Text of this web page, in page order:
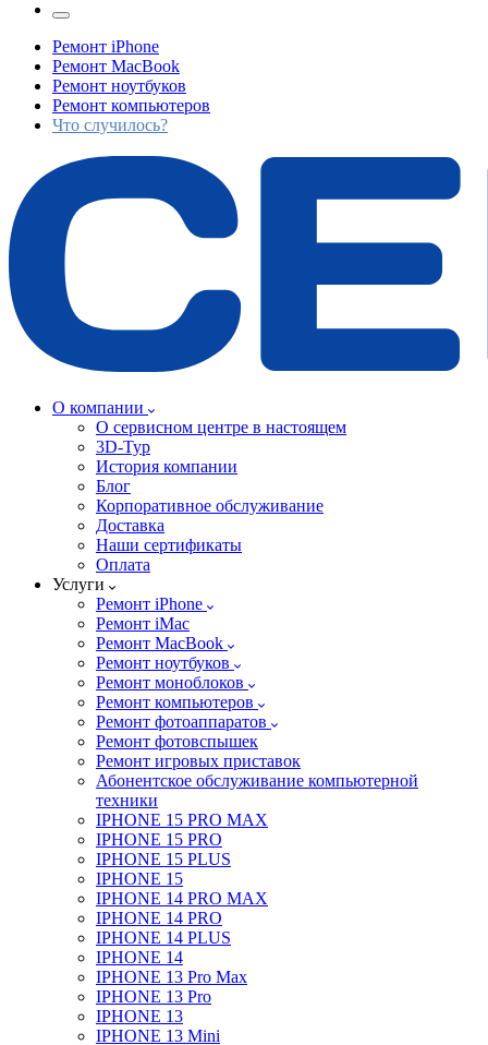
Ремонт iPhone
Ремонт MacBook
Ремонт ноутбуков
Ремонт компьютеров
Что случилось?
О компании
О сервисном центре в настоящем
3D-Тур
История компании
Блог
Корпоративное обслуживание
Доставка
Наши сертификаты
Оплата
Услуги
Ремонт iPhone
Ремонт iMac
Ремонт MacBook
Ремонт ноутбуков
Ремонт моноблоков
Ремонт компьютеров
Ремонт фотоаппаратов
Ремонт фотовспышек
Ремонт игровых приставок
Абонентское обслуживание компьютерной
техники
IPHONE 15 PRO MAX
IPHONE 15 PRO
IPHONE 15 PLUS
IPHONE 15
IPHONE 14 PRO MAX
IPHONE 14 PRO
IPHONE 14 PLUS
IPHONE 14
IPHONE 13 Pro Max
IPHONE 13 Pro
IPHONE 13
IPHONE 13 Mini